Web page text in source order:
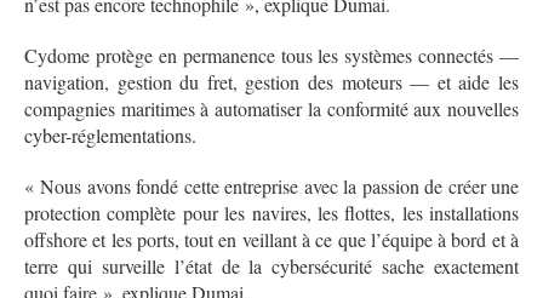
Cydome protège en permanence tous les systèmes connectés —
navigation, gestion du fret, gestion des moteurs — et aide les
compagnies maritimes à automatiser la conformité aux nouvelles
cyber-réglementations.
« Nous avons fondé cette entreprise avec la passion de créer une
protection complète pour les navires, les flottes, les installations
offshore et les ports, tout en veillant à ce que l’équipe à bord et à
terre qui surveille l’état de la cybersécurité sache exactement